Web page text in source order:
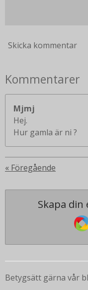
Skicka kommentar
Kommentarer
Mjmj
Hej.
Hur gamla är ni ?
« Föregående
Skapa
Betygsätt gärna vår